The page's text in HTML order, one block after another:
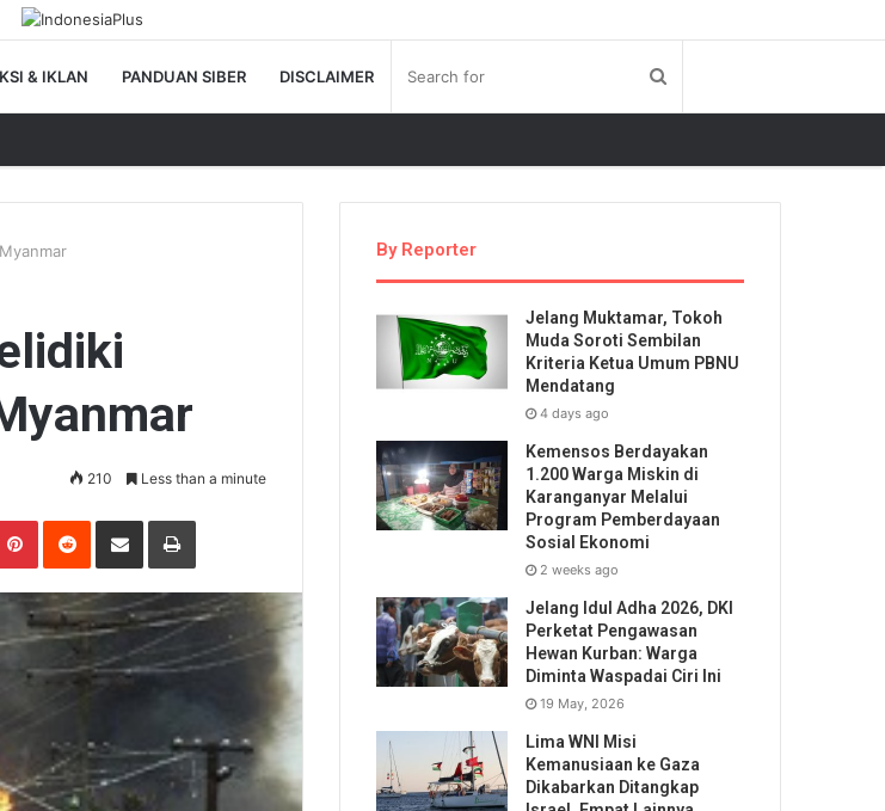
& IKLAN PANDUAN SIBER DISCLAIMER
210 Less than a minute
PinterestReddit Share via Email Print
By Reporter
Jelang Muktamar, Tokoh
Muda Soroti Sembilan
Kriteria Ketua Umum PBNU
Mendatang
4 days ago
Kemensos Berdayakan
1.200 Warga Miskin di
Karanganyar Melalui
Program Pemberdayaan
Sosial Ekonomi
2 weeks ago
Jelang Idul Adha 2026, DKI
Perketat Pengawasan
Hewan Kurban: Warga
Diminta Waspadai Ciri Ini
19 May, 2026
Lima WNI Misi
Kemanusiaan ke Gaza
Dikabarkan Ditangkap